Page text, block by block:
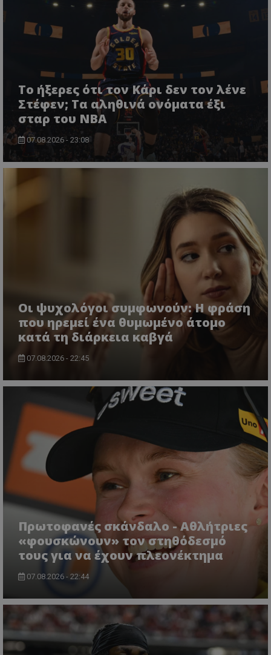
Το ήξερες ότι τον Κάρι δεν τον λένε
Στέφεν; Τα αληθινά ονόματα έξι
σταρ του NBA
07.08.2026 - 23:08
Οι ψυχολόγοι συμφωνούν: Η φράση
που ηρεμεί ένα θυμωμένο άτομο
κατά τη διάρκεια καβγά
07.08.2026 - 22:45
Πρωτοφανές σκάνδαλο - Aθλήτριες
«φουσκώνουν» τον στηθόδεσμό
τους για να έχουν πλεονέκτημα
07.08.2026 - 22:44